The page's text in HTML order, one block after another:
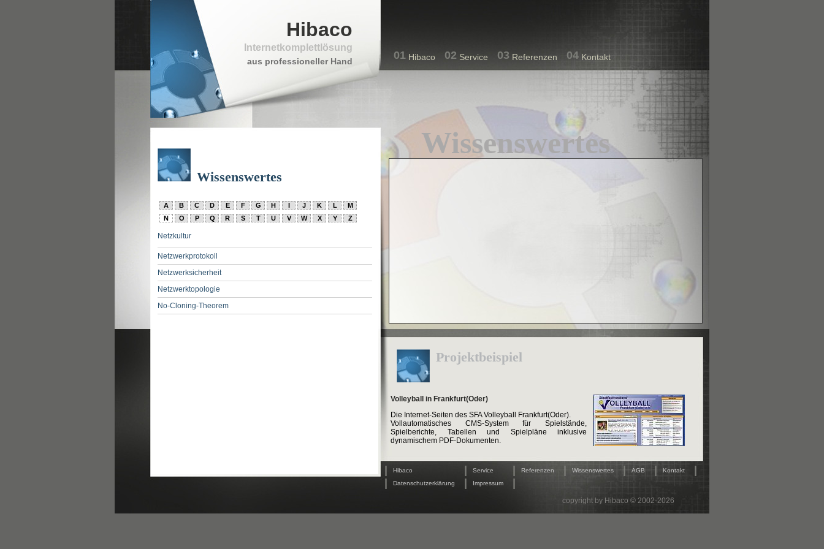
Hibaco
Internetkomplettlösung
aus professioneller Hand 01 Hibaco 02 Service 03 Referenzen 04 Kontakt
Projektbeispiel
Volleyball in Frankfurt(Oder)
Die Internet-Seiten des SFA Volleyball Frankfurt(Oder).
Vollautomatisches CMS-System für Spielstände,
Spielberichte, Tabellen und Spielpläne inklusive
dynamischem PDF-Dokumenten.
Wissenswertes
Wissenswertes
A B C D E F G H I J K L
M
N
O P Q R S T U V W X Y Z
Netzkultur
Netzwerkprotokoll
Netzwerksicherheit
Netzwerktopologie
No-Cloning-Theorem
Hibaco Service Referenzen Wissenswertes AGB Kontakt
Datenschutzerklärung Impressum
copyright by Hibaco © 2002-2026